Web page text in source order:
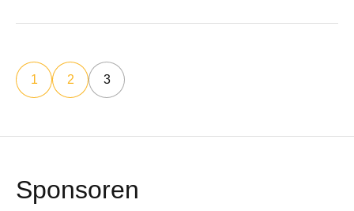
1 2 3
Sponsoren